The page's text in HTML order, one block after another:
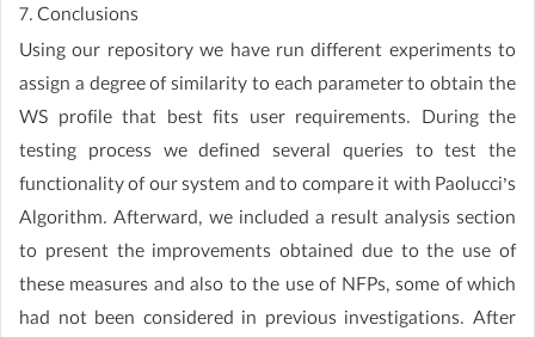
7. Conclusions
Using our repository we have run different experiments to
assign a degree of similarity to each parameter to obtain the
WS profile that best fits user requirements. During the
testing process we defined several queries to test the
functionality of our system and to compare it with Paolucci’s
Algorithm. Afterward, we included a result analysis section
to present the improvements obtained due to the use of
these measures and also to the use of NFPs, some of which
had not been considered in previous investigations. After